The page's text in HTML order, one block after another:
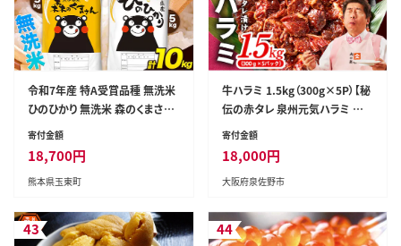
令和7年産 特A受賞品種 無洗米
ひのひかり 無洗米 森のくまさん
計10kg 食べ比べ 厳選お楽しみ
kg×2袋 無洗米 精米 玉東町 森
くま 10kg《7-14日以内に出荷予
t_lcl_719_10kg---
寄付金額
18,700円
熊本県玉東町
牛ハラミ 1.5kg（300g×5P）【秘
伝の赤タレ 泉州元気ハラミ 牛
肉 はらみ 小分け 焼肉 お弁当 B
イズ不揃い 規格外 TVで話題】 G
4722
寄付金額
18,000円
大阪府泉佐野市
43 44